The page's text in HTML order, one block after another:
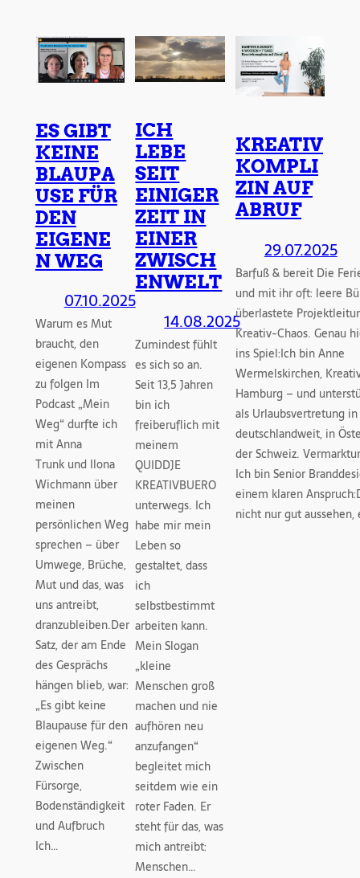
ES GIBT
KEINE
BLAUPA
USE FÜR
DEN
EIGENE
N WEG
07.10.2025
Warum es Mut
braucht, den
eigenen Kompass
zu folgen Im
Podcast „Mein
Weg“ durfte ich
mit Anna
Trunk und Ilona
Wichmann über
meinen
persönlichen Weg
sprechen – über
Umwege, Brüche,
Mut und das, was
uns antreibt,
dranzubleiben.Der
Satz, der am Ende
des Gesprächs
hängen blieb, war:
„Es gibt keine
Blaupause für den
eigenen Weg.“
Zwischen
Fürsorge,
Bodenständigkeit
und Aufbruch
Ich…
ICH
LEBE
SEIT
EINIGER
ZEIT IN
EINER
ZWISCH
ENWELT
14.08.2025
Zumindest fühlt
es sich so an.
Seit 13,5 Jahren
bin ich
freiberuflich mit
meinem
QUIDDJE
KREATIVBUERO
unterwegs. Ich
habe mir mein
Leben so
gestaltet, dass
ich
selbstbestimmt
arbeiten kann.
Mein Slogan
„kleine
Menschen groß
machen und nie
aufhören neu
anzufangen“
begleitet mich
seitdem wie ein
roter Faden. Er
steht für das, was
mich antreibt:
Menschen…
KREATIV
KOMPLI
ZIN AUF
ABRUF
29.07.2025
Barfuß & bereit Die
und mit ihr oft: leere
überlastete
Kreativ-Chaos. Genau
ins Spiel:Ich bin Anne
Wermelskirchen,
Hamburg – und
als Urlaubsvertretung
deutschlandweit, in
der Schweiz.
Ich bin Senior
einem klaren
nicht nur gut aussehen,